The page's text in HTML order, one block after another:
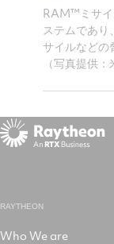
RAM™ミサイ
ステムであり
サイルなどの
（写真提供：
RAYTHEON
Who We are